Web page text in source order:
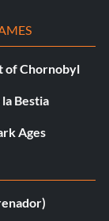
of Chornobyl
Bestia
Ages